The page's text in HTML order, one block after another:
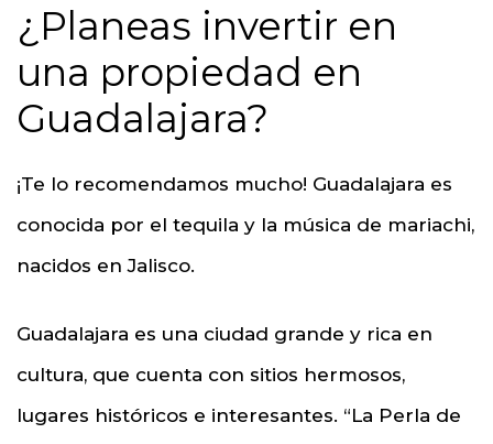
¿Planeas invertir en
una propiedad en
Guadalajara?
¡Te lo recomendamos mucho! Guadalajara es
conocida por el tequila y la música de mariachi,
nacidos en Jalisco.
Guadalajara es una ciudad grande y rica en
cultura, que cuenta con sitios hermosos,
lugares históricos e interesantes. “La Perla de